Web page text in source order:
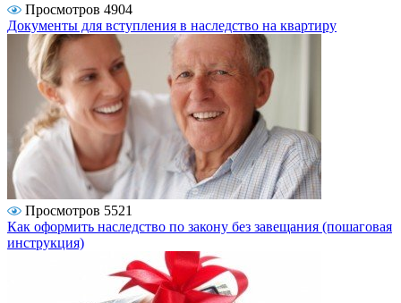
Просмотров 4904
Документы для вступления в наследство на квартиру
Просмотров 5521
Как оформить наследство по закону без завещания (пошаговая
инструкция)